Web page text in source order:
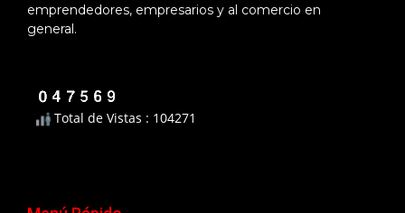
emprendedores, empresarios y al comercio en
general.
Total de Vistas : 104271